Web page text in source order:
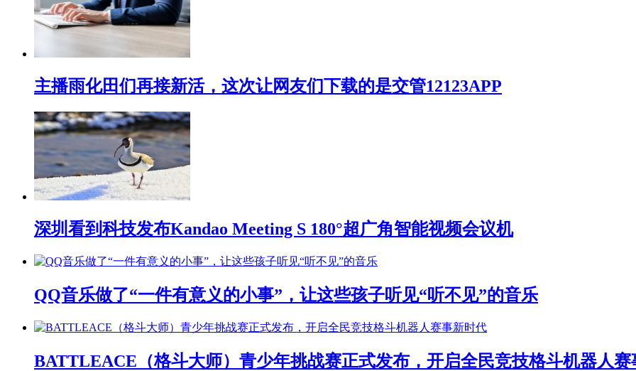
主播雨化田们再接新活，这次让网友们下载的是交管12123APP
深圳看到科技发布Kandao Meeting S 180°超广角智能视频会议机
QQ音乐做了“一件有意义的小事”，让这些孩子听见“听不见”的音乐
BATTLEACE（格斗大师）青少年挑战赛正式发布，开启全民竞技格斗机器人赛